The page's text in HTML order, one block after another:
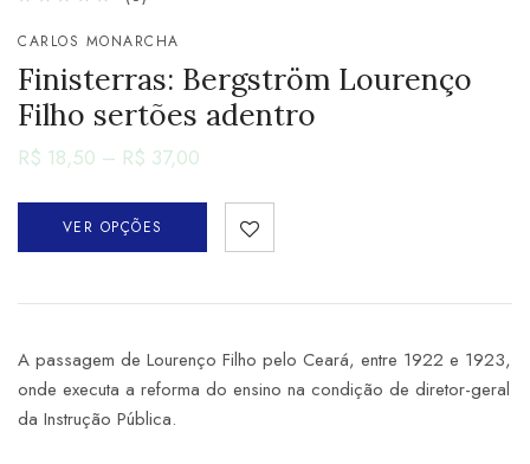
CARLOS MONARCHA
Finisterras: Bergström Lourenço
Filho sertões adentro
R$ 18,50 – R$ 37,00
VER OPÇÕES
A passagem de Lourenço Filho pelo Ceará, entre 1922 e 1923,
onde executa a reforma do ensino na condição de diretor-geral
da Instrução Pública.